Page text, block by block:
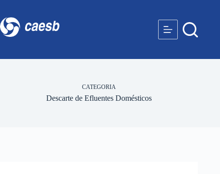
CATEGORIA
Descarte de Efluentes Domésticos